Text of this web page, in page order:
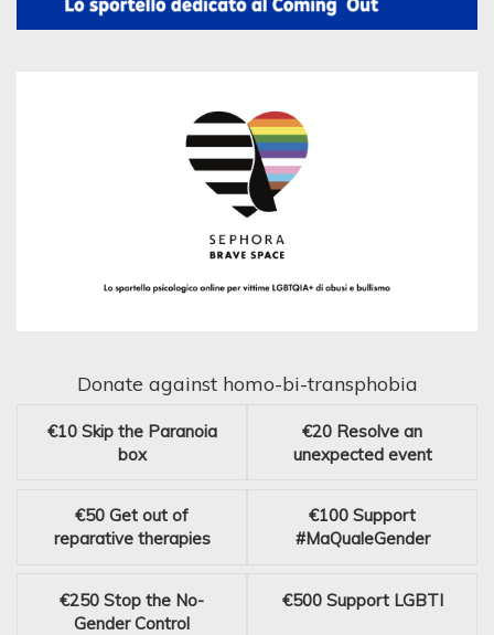
Donate against homo-bi-transphobia
€10 Skip the Paranoia
box
€20 Resolve an
unexpected event
€50 Get out of
reparative therapies
€100 Support
#MaQualeGender
€250 Stop the No-
Gender Control
€500 Support LGBTI